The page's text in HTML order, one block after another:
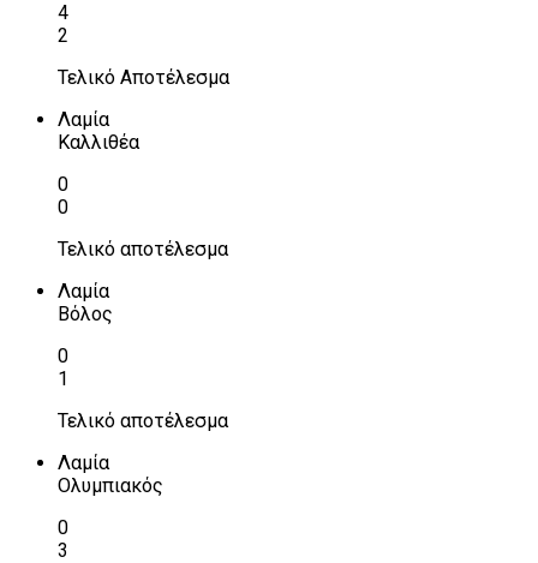
4
2
Τελικό Αποτέλεσμα
Λαμία
Καλλιθέα
0
0
Τελικό αποτέλεσμα
Λαμία
Βόλος
0
1
Τελικό αποτέλεσμα
Λαμία
Ολυμπιακός
0
3